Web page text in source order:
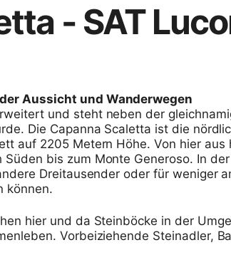
- SAT
Aussicht und Wanderwegen
und steht neben der
Die Capanna Scaletta ist die
auf 2205 Metern Höhe. Von hier
bis zum Monte Generoso. In
Dreitausender oder für weniger
können.
hier und da Steinböcke in der
Vorbeiziehende Steinadler,